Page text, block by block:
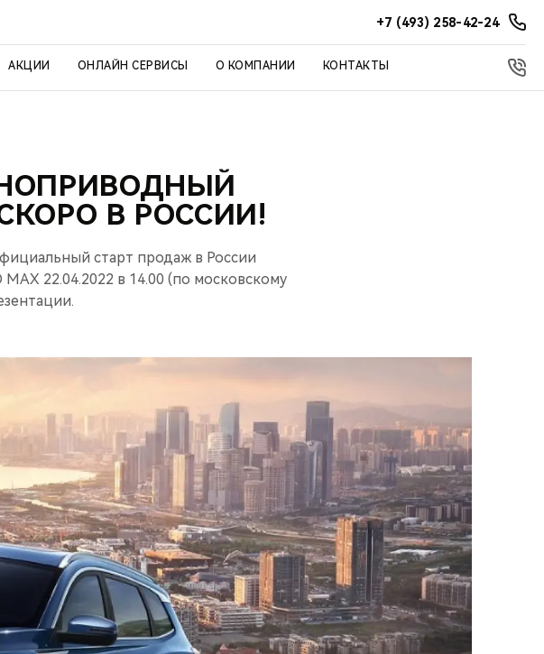
+7 (493) 258-42-24
АКЦИИ ОНЛАЙН СЕРВИСЫ О КОМПАНИИ КОНТАКТЫ
СКОРО В РОССИИ!
старт продаж в России
22.04.2022 в 14.00 (по московскому